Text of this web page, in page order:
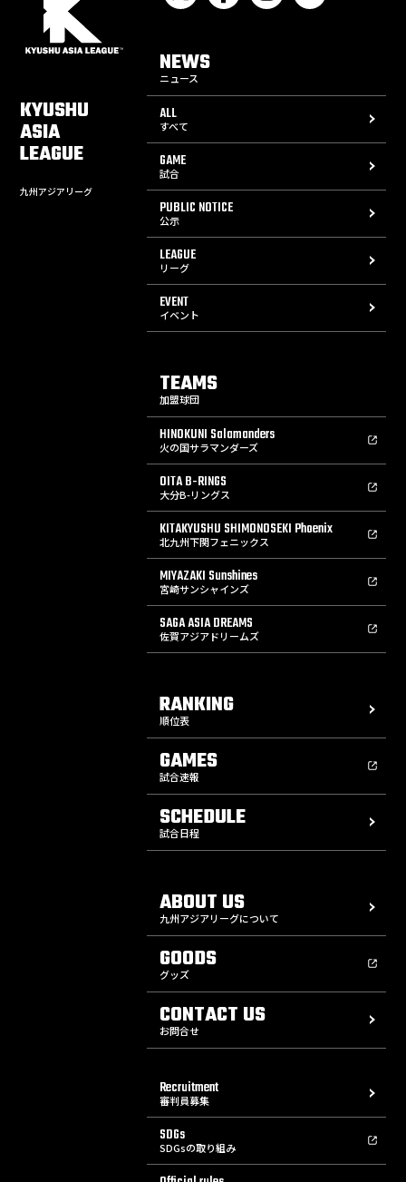
KYUSHU
ASIA
LEAGUE
九州アジアリーグ
NEWS
ニュース
ALL
すべて
GAME
試合
PUBLIC NOTICE
公示
LEAGUE
リーグ
EVENT
イベント
TEAMS
加盟球団
HINOKUNI Salamanders
火の国サラマンダーズ
OITA B-RINGS
大分B-リングス
KITAKYUSHU SHIMONOSEKI Phoenix
北九州下関フェニックス
MIYAZAKI Sunshines
宮崎サンシャインズ
SAGA ASIA DREAMS
佐賀アジアドリームズ
RANKING
順位表
GAMES
試合速報
SCHEDULE
試合日程
ABOUT US
九州アジアリーグについて
GOODS
グッズ
CONTACT US
お問合せ
Recruitment
審判員募集
SDGs
SDGsの取り組み